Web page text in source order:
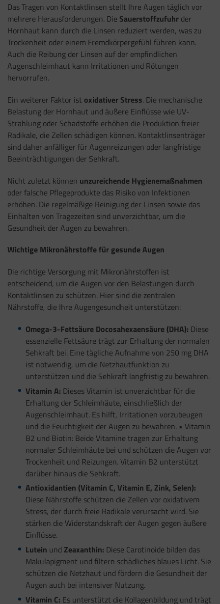
Das Tragen von Kontaktlinsen stellt Ihre Augen täglich vor
mehrere Herausforderungen. Die Sauerstoffzufuhr der
Hornhaut kann durch die Linsen reduziert werden, was zu
Trockenheit oder einem Fremdkörpergefühl führen kann.
Auch die Reibung der Linsen auf der empfindlichen
Augenschleimhaut kann Irritationen und Rötungen
hervorrufen.
Ein weiterer Faktor ist oxidativer Stress. Die mechanische
Belastung der Hornhaut und äußere Einflüsse wie UV-
Strahlung oder Schadstoffe erhöhen die Produktion freier
Radikale, die Zellen schädigen können. Kontaktlinsenträger
sind daher anfälliger für Augenreizungen oder langfristige
Beeinträchtigungen der Sehkraft.
Nicht zuletzt können unzureichende Hygienemaßnahmen
oder falsche Pflegeprodukte das Risiko von Infektionen
erhöhen. Die regelmäßige Reinigung der Linsen sowie das
Einhalten von Tragezeiten sind unverzichtbar, um die
Gesundheit der Augen zu bewahren.
Wichtige Mikronährstoffe für gesunde Augen
Die richtige Versorgung mit Mikronährstoffen ist
entscheidend, um die Augen vor den Belastungen durch
Kontaktlinsen zu schützen. Hier sind die zentralen
Nährstoffe, die Ihre Augengesundheit unterstützen:
Omega-3-Fettsäure Docosahexaensäure (DHA): Diese
essenzielle Fettsäure trägt zur Erhaltung der normalen
Sehkraft bei. Eine tägliche Aufnahme von 250 mg DHA
ist notwendig, um die Netzhautfunktion zu
unterstützen und die Sehkraft langfristig zu bewahren.
Vitamin A: Dieses Vitamin ist unverzichtbar für die
Erhaltung der Schleimhäute, einschließlich der
Augenschleimhaut. Es hilft, Irritationen vorzubeugen
und die Feuchtigkeit der Augen zu bewahren. • Vitamin
B2 und Biotin: Beide Vitamine tragen zur Erhaltung
normaler Schleimhäute bei und schützen die Augen vor
Trockenheit und Reizungen. Vitamin B2 unterstützt
darüber hinaus die Sehkraft.
Antioxidantien (Vitamin C, Vitamin E, Zink, Selen):
Diese Nährstoffe schützen die Zellen vor oxidativem
Stress, der durch freie Radikale verursacht wird. Sie
stärken die Widerstandskraft der Augen gegen äußere
Einflüsse.
Lutein und Zeaxanthin: Diese Carotinoide bilden das
Makulapigment und filtern schädliches blaues Licht. Sie
schützen die Netzhaut und fördern die Gesundheit der
Augen auch bei intensiver Nutzung.
Vitamin C: Es unterstützt die Kollagenbildung und trägt